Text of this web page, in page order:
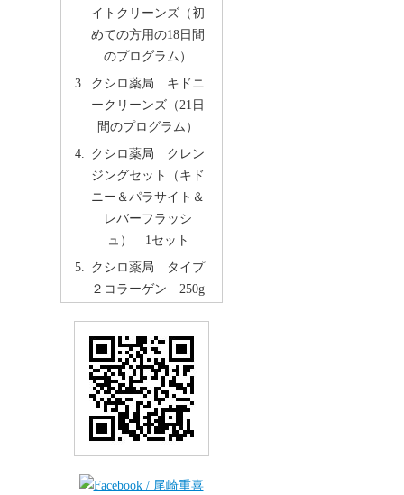
イトクリーンズ（初
めての方用の18日間
のプログラム）
クシロ薬局 キドニ
ークリーンズ（21日
間のプログラム）
クシロ薬局 クレン
ジングセット（キド
ニー＆パラサイト＆
レバーフラッシ
ュ） 1セット
クシロ薬局 タイプ
２コラーゲン 250g